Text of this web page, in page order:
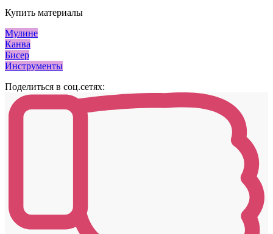
Купить материалы
Мулине
Канва
Бисер
Инструменты
Поделиться в соц.сетях: